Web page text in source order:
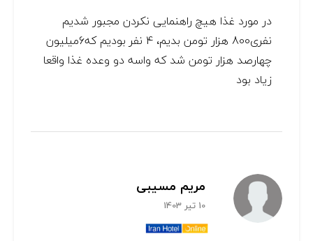
در مورد غذا هیچ راهنمایی نکردن مجبور شدیم
نفری800 هزار تومن بدیم، 4 نفر بودیم که6میلیون
چهارصد هزار تومن شد که واسه دو وعده غذا واقعا
زیاد بود
مریم مسیبی
10 تیر 1403